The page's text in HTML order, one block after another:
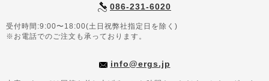
086-231-6020
受付時間:9:00〜18:00(土日祝弊社指定日を除く)
※お電話でのご注文も承っております。
info@ergs.jp